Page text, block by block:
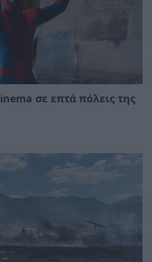
σε επτά πόλεις της